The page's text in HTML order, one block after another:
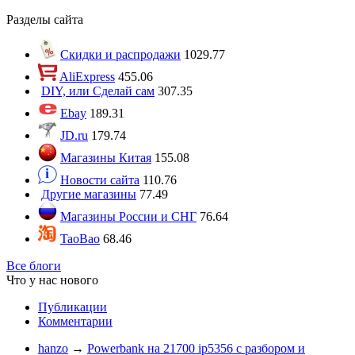
Разделы сайта
Скидки и распродажи 1029.77
AliExpress 455.06
DIY, или Сделай сам 307.35
Ebay 189.31
JD.ru 179.74
Магазины Китая 155.08
Новости сайта 110.76
Другие магазины 77.49
Магазины России и СНГ 76.64
TaoBao 68.46
Все блоги
Что у нас нового
Публикации
Комментарии
hanzo → Powerbank на 21700 ip5356 c разбором и